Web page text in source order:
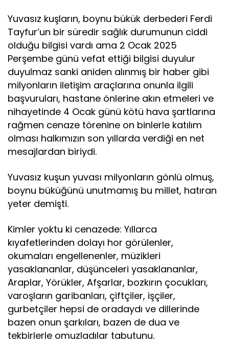
Yuvasız kuşların, boynu bükük derbederi Ferdi
Tayfur’un bir süredir sağlık durumunun ciddi
olduğu bilgisi vardı ama 2 Ocak 2025
Perşembe günü vefat ettiği bilgisi duyulur
duyulmaz sanki aniden alınmış bir haber gibi
milyonların iletişim araçlarına onunla ilgili
başvuruları, hastane önlerine akın etmeleri ve
nihayetinde 4 Ocak günü kötü hava şartlarına
rağmen cenaze törenine on binlerle katılım
olması halkımızın son yıllarda verdiği en net
mesajlardan biriydi.
Yuvasız kuşun yuvası milyonların gönlü olmuş,
boynu büküğünü unutmamış bu millet, hatıran
yeter demişti.
Kimler yoktu ki cenazede: Yıllarca
kıyafetlerinden dolayı hor görülenler,
okumaları engellenenler, müzikleri
yasaklananlar, düşünceleri yasaklananlar,
Araplar, Yörükler, Afşarlar, bozkırın çocukları,
varoşların garibanları, çiftçiler, işçiler,
gurbetçiler hepsi de oradaydı ve dillerinde
bazen onun şarkıları, bazen de dua ve
tekbirlerle omuzladılar tabutunu.